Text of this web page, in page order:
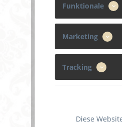
Funktionale
Marketing
Tracking
Diese